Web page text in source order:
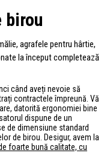
birou
agrafele pentru hârtie,
la început completează
când aveți nevoie să
contractele împreună. Vă
datorită ergonomiei bine
dispune de un
de dimensiune standard
de birou. Desigur, avem la
foarte bună calitate, cu